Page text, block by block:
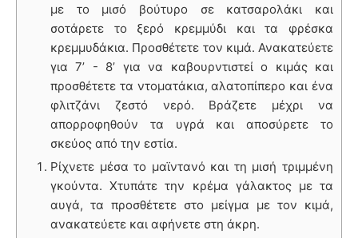
με το μισό βούτυρο σε κατσαρολάκι και
σοτάρετε το ξερό κρεμμύδι και τα φρέσκα
κρεμμυδάκια. Προσθέτετε τον κιμά. Ανακατεύετε
για 7’ - 8’ για να καβουρντιστεί ο κιμάς και
προσθέτετε τα ντοματάκια, αλατοπίπερο και ένα
φλιτζάνι ζεστό νερό. Βράζετε μέχρι να
απορροφηθούν τα υγρά και αποσύρετε το
σκεύος από την εστία.
Ρίχνετε μέσα το μαϊντανό και τη μισή τριμμένη
γκούντα. Χτυπάτε την κρέμα γάλακτος με τα
αυγά, τα προσθέτετε στο μείγμα με τον κιμά,
ανακατεύετε και αφήνετε στη άκρη.